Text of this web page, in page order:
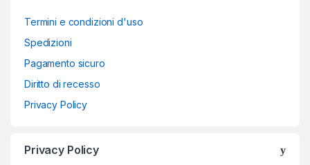
Termini e condizioni d'uso
Spedizioni
Pagamento sicuro
Diritto di recesso
Privacy Policy
Privacy Policy